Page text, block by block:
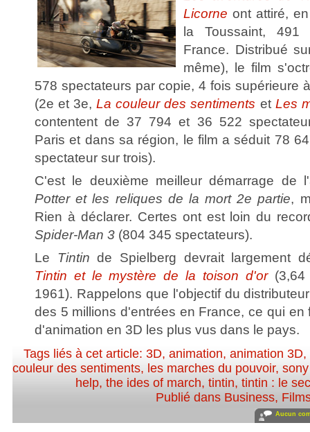
Licorne ont attiré,
la Toussaint, 491
France. Distribué
même), le film
578 spectateurs par copie, 4 fois supérieure
(2e et 3e,La couleur des sentiments et Les
contentent de 37 794 et 36 522
Paris et dans sa région, le film a séduit 78
spectateur sur trois).
C'est le deuxième meilleur démarrage de
Potter et les reliques de la mort 2e partie,
Rien à déclarer. Certes ont est loin du
Spider-Man 3 (804 345 spectateurs).
Le
Tintin de Spielberg devrait largement
Tintin et le mystère de la toison d'or(3,64
1961). Rappelons que l'objectif du
des 5 millions d'entrées en France, ce qui en
d'animation en 3D les plus vus dans le pays.
Tags liés à cet article: 3D, animation, animation 3D,
couleur des sentiments, les marches du pouvoir,
help, the ides of march, tintin, tintin : le
Publié dans Business,
Aucun